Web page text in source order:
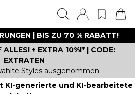
| BIS ZU 70 % RABATT!
+ EXTRA 10%!* | CODE:
EXTRATEN
Styles ausgenommen.
KI-generierte und KI-bearbeitete